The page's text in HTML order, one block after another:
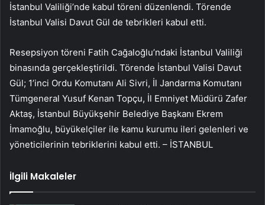
İstanbul Valiliği’nde kabul töreni düzenlendi. Törende
İstanbul Valisi Davut Gül de tebrikleri kabul etti.
Resepsiyon töreni Fatih Cağaloğlu’ndaki İstanbul Valiliği
binasında gerçekleştirildi. Törende İstanbul Valisi Davut
Gül; 1’inci Ordu Komutanı Ali Sivri, İl Jandarma Komutanı
Tümgeneral Yusuf Kenan Topçu, İl Emniyet Müdürü Zafer
Aktaş, İstanbul Büyükşehir Belediye Başkanı Ekrem
İmamoğlu, büyükelçiler ile kamu kurumu ileri gelenleri ve
yöneticilerinin tebriklerini kabul etti. – İSTANBUL
İlgili Makaleler